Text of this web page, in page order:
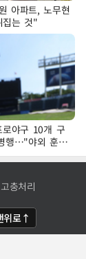
아파트, 노무현
집는 것"
야구 10개 구
행…"야외 훈련
"
고충처리
위로↑